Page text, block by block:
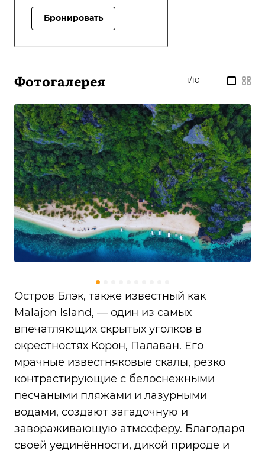
Бронировать
Фотогалерея 1/10 —
Остров Блэк, также известный как
Malajon Island, — один из самых
впечатляющих скрытых уголков в
окрестностях Корон, Палаван. Его
мрачные известняковые скалы, резко
контрастирующие с белоснежными
песчаными пляжами и лазурными
водами, создают загадочную и
завораживающую атмосферу. Благодаря
своей уединённости, дикой природе и